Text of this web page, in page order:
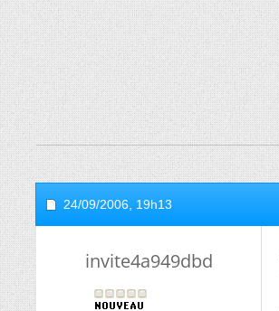
24/09/2006, 19h13
invite4a949dbd